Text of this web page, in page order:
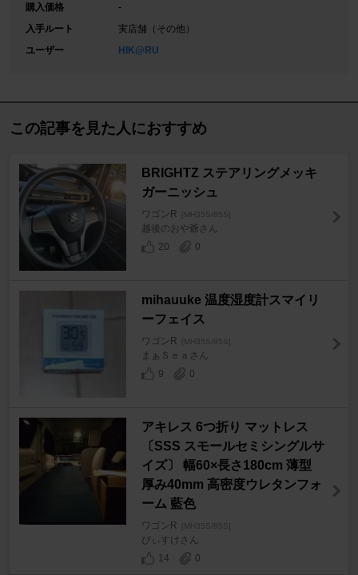
購入価格
-
入手ルート
実店舗（その他）
ユーザー
HIK@RU
この記事を見た人におすすめ
BRIGHTZ ステアリングメッキ
ガーニッシュ
ワゴンR [MH35S/85S]
越後のおや爺さん
20
0
mihauuke 温度湿度計スマイリ
ーフェイス
ワゴンR [MH35S/85S]
まぁＳｅａさん
9
0
アキレス 6つ折り マットレス
〔SSS スモールセミシングルサ
イズ〕 幅60×長さ180cm 薄型
厚み40mm 高密度ウレタンフォ
ーム 藍色
ワゴンR [MH35S/85S]
ぴぃすけさん
14
0